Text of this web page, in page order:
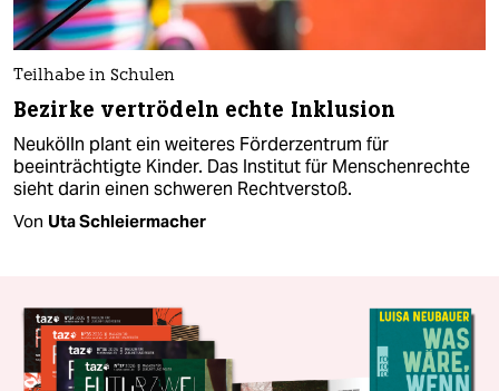
Teilhabe in Schulen
Bezirke vertrödeln echte Inklusion
Neukölln plant ein weiteres Förderzentrum für
beeinträchtigte Kinder. Das Institut für Menschenrechte
sieht darin einen schweren Rechtverstoß.
Von Uta Schleiermacher